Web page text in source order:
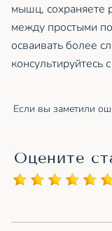
мышц, сохраняете
между простыми
осваивать более
консультируйтесь
Если вы заметили
Оцените